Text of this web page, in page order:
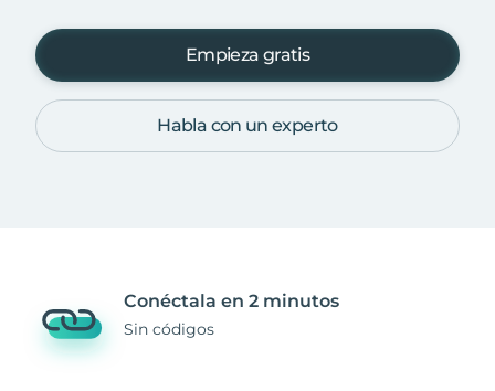
Empieza gratis
Habla con un experto
Conéctala en 2 minutos
Sin códigos